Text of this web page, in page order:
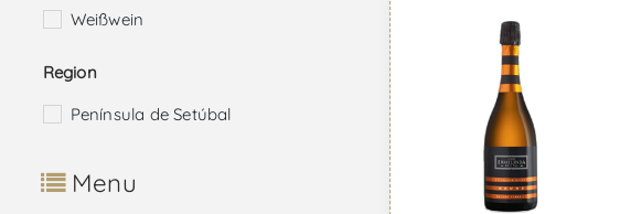
Weißwein
Region
Península de Setúbal
Menu